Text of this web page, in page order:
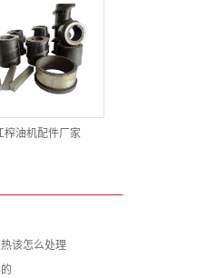
榨油机配件厂家
该怎么处理